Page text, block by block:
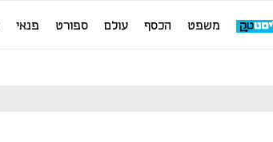
משפט הכסף עולם ספורט פנאי